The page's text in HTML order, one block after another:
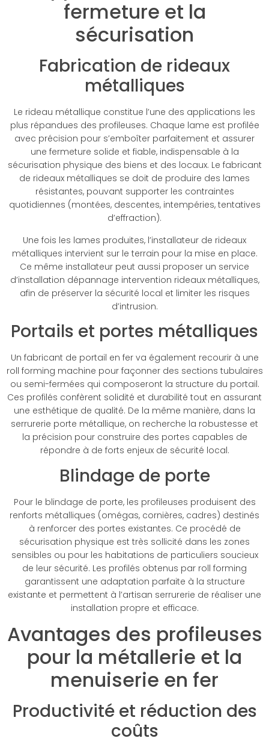
fermeture et la
sécurisation
Fabrication de rideaux
métalliques
Le rideau métallique constitue l’une des applications les
plus répandues des profileuses. Chaque lame est profilée
avec précision pour s’emboîter parfaitement et assurer
une fermeture solide et fiable, indispensable à la
sécurisation physique des biens et des locaux. Le fabricant
de rideaux métalliques se doit de produire des lames
résistantes, pouvant supporter les contraintes
quotidiennes (montées, descentes, intempéries, tentatives
d’effraction).
Une fois les lames produites, l’installateur de rideaux
métalliques intervient sur le terrain pour la mise en place.
Ce même installateur peut aussi proposer un service
d’installation dépannage intervention rideaux métalliques,
afin de préserver la sécurité local et limiter les risques
d’intrusion.
Portails et portes métalliques
Un fabricant de portail en fer va également recourir à une
roll forming machine pour façonner des sections tubulaires
ou semi-fermées qui composeront la structure du portail.
Ces profilés confèrent solidité et durabilité tout en assurant
une esthétique de qualité. De la même manière, dans la
serrurerie porte métallique, on recherche la robustesse et
la précision pour construire des portes capables de
répondre à de forts enjeux de sécurité local.
Blindage de porte
Pour le blindage de porte, les profileuses produisent des
renforts métalliques (omégas, cornières, cadres) destinés
à renforcer des portes existantes. Ce procédé de
sécurisation physique est très sollicité dans les zones
sensibles ou pour les habitations de particuliers soucieux
de leur sécurité. Les profilés obtenus par roll forming
garantissent une adaptation parfaite à la structure
existante et permettent à l’artisan serrurerie de réaliser une
installation propre et efficace.
Avantages des profileuses
pour la métallerie et la
menuiserie en fer
Productivité et réduction des
coûts